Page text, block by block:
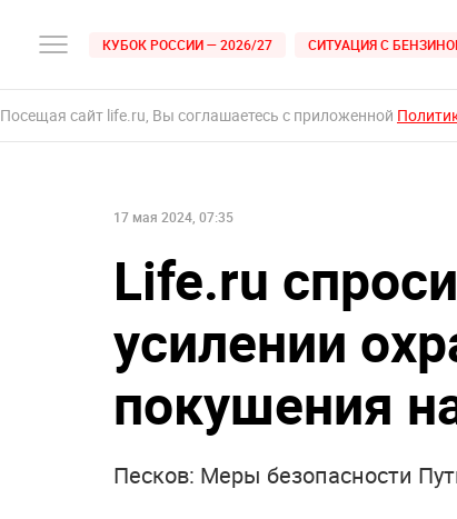
КУБОК РОССИИ — 2026/27 СИТУАЦИЯ С
Посещая сайт life.ru, Вы соглашаетесь с приложенной
17 мая 2024, 07:35
Life.ru
усилении
покушения
Песков: Меры безопасности